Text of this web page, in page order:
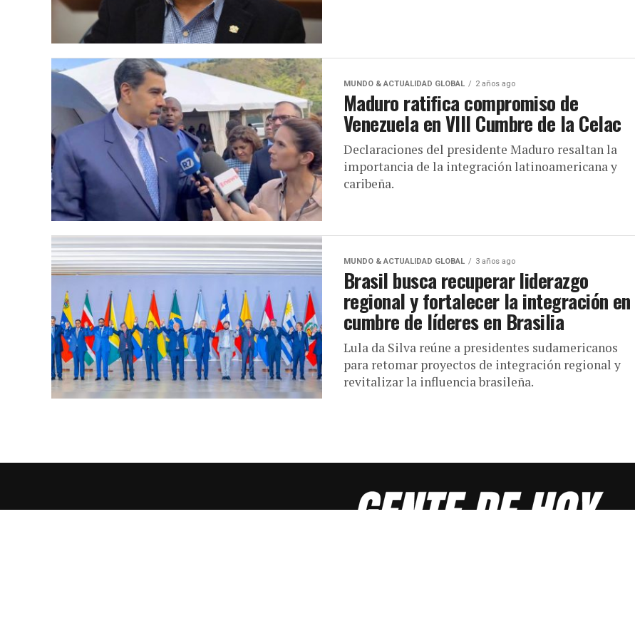
MUNDO & ACTUALIDAD GLOBAL 2 años ago
Maduro ratifica compromiso de
Venezuela en VIII Cumbre de la Celac
Declaraciones del presidente Maduro resaltan la
importancia de la integración latinoamericana y
caribeña.
MUNDO & ACTUALIDAD GLOBAL 3 años ago
Brasil busca recuperar liderazgo
regional y fortalecer la integración en
cumbre de líderes en Brasilia
Lula da Silva reúne a presidentes sudamericanos
para retomar proyectos de integración regional y
revitalizar la influencia brasileña.